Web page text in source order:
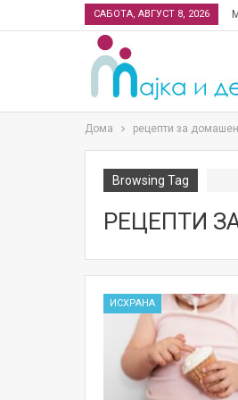
САБОТА, АВГУСТ 8, 2026
Дома рецепти за
Browsing Tag
РЕЦЕПТИ
ИСХРАНА